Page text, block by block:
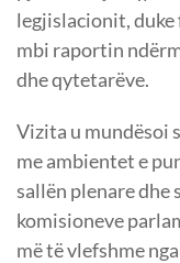
legjislacionit,
mbi raportin
dhe qytetarëve.
Vizita u mundësoi
me ambientet e
sallën plenare dhe
komisioneve
më të vlefshme